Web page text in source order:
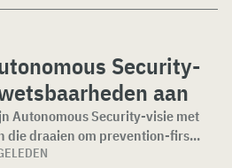
Security-
aan
Autonomous Security-visie met
die draaien om prevention-firs...